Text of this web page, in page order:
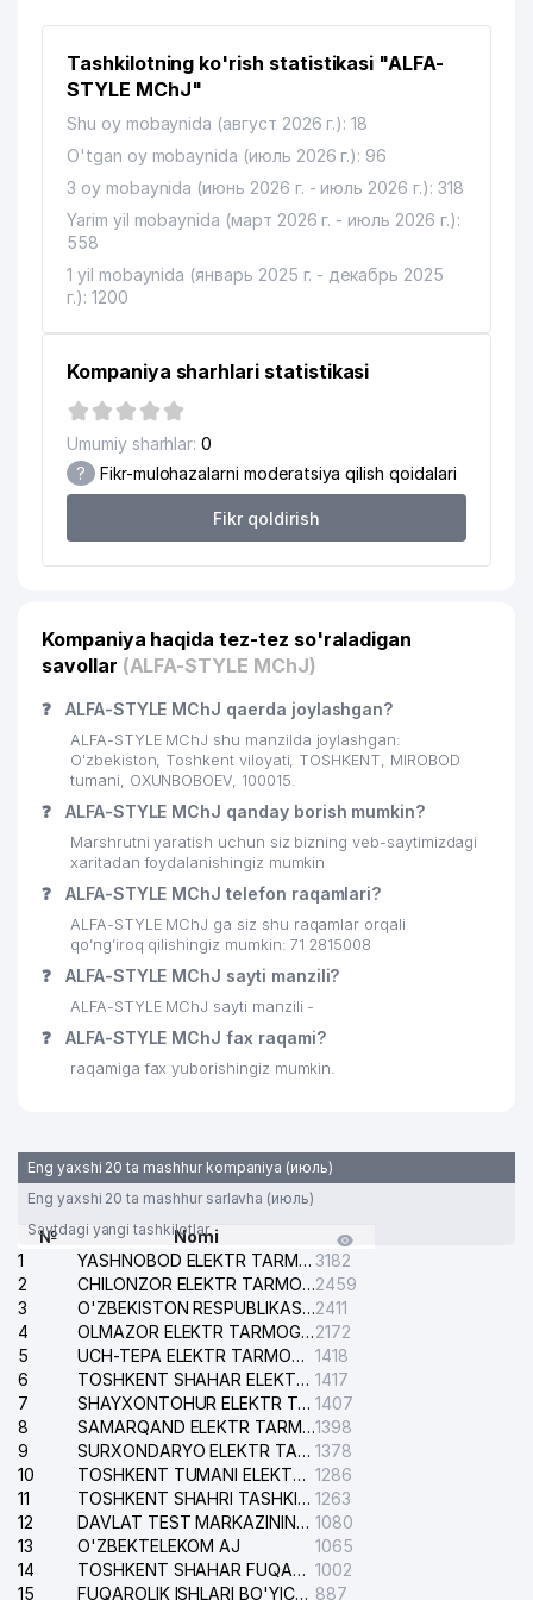
13
ASTAS ENDUSTRI TEKSTIL
MAKINALARI SANAYI VE TICARET
14
KARPOS GROUP XUSUSIY
KORXONASI
15 APPLE TOUR MChJ 316 м
16 ATLANTIDA TRAVEL MChJ 320 м
18
BGK INTERNATIONAL COMPANY
MChJ
20 BADR PLUS MChJ 387 м
21
ABBOTT LABORATORIES SA XK
VAKOLATXONA
23
MIROBOD TUMANI
PROKURATURASI
24 DST SERVICE MChJ
25 IGEX ASIA MChJ 427 м
26
EAST STARK-TV XUSUSIY
447 м
27 FUSION FOOD MChJ
BABY PRO INTERNATIONAL MChJ
KVINTA PRINT MChJ
30 ISMOIL-A MChJ
33 FINCE AND TAX SOLUTIONS MChJ 477 м
34 NUMERO XUSUSIY KORXONASI
HUAWEI TECH INVESTMENT
TASHKENT XK MChJ
ELITE FARM ORGANIC MChJ
CONTINENTAL FOOD BUSINES
XUSUSIY KORXONASI
ESPRIT DU TRAITE MChJ
O'ZBEKISTON RESPUBLIKASI
VAZIRLAR MAHKAMASI HUZURIDAGI
RESPUBLIKA YO'L JAMGARMASI
AJANTA PHARMA LTD.
VAKOLATXONA
Tashkilotning ko'rish statistikasi "ALFA-
STYLE MChJ"
Shu oy mobaynida (август 2026 г.): 18
O'tgan oy mobaynida (июль 2026 г.): 96
3 oy mobaynida (июнь 2026 г. - июль 2026 г.): 318
Yarim yil mobaynida (март 2026 г. - июль 2026 г.):
558
1 yil mobaynida (январь 2025 г. - декабрь 2025
г.): 1200
Kompaniya sharhlari statistikasi
Umumiy sharhlar: 0
? Fikr-mulohazalarni moderatsiya qilish qoidalari
Fikr qoldirish
Kompaniya haqida tez-tez so'raladigan
savollar (ALFA-STYLE MChJ)
❓ ALFA-STYLE MChJ qaerda joylashgan?
ALFA-STYLE MChJ shu manzilda joylashgan:
O'zbekiston, Toshkent viloyati, TOSHKENT, MIROBOD
tumani, OXUNBOBOEV, 100015.
❓ ALFA-STYLE MChJ qanday borish mumkin?
Marshrutni yaratish uchun siz bizning veb-saytimizdagi
xaritadan foydalanishingiz mumkin
❓ ALFA-STYLE MChJ telefon raqamlari?
ALFA-STYLE MChJ ga siz shu raqamlar orqali
qo’ng’iroq qilishingiz mumkin: 71 2815008
❓ ALFA-STYLE MChJ sayti manzili?
ALFA-STYLE MChJ sayti manzili -
❓ ALFA-STYLE MChJ fax raqami?
raqamiga fax yuborishingiz mumkin.
Eng yaxshi 20 ta mashhur kompaniya (июль)
Eng yaxshi 20 ta mashhur sarlavha (июль)
Saytdagi yangi tashkilotlar
№
Nomi
1
YASHNOBOD ELEKTR TARMOG'I NOSOZLIKLARI XIZMATI 3182
2
CHILONZOR ELEKTR TARMOG'I NOSOZLIK XIZMATI2459
3
O'ZBEKISTON RESPUBLIKASI BOSH PROKURATURASI ISHONCH TELEFONI2411
4
OLMAZOR ELEKTR TARMOG'I NOSOZLIKLARI XIZMATI2172
5
UCH-TEPA ELEKTR TARMOG'I NOSOZLIKLARI XIZMATI 1418
6
TOSHKENT SHAHAR ELEKTR TARMOQLARI KORXONASI AJ 1417
7
SHAYXONTOHUR ELEKTR TARMOG'I NOSOZLIKLARINI TUZATISH XIZMATI 1407
8
SAMARQAND ELEKTR TARMOQLARI AJ1398
9
SURXONDARYO ELEKTR TARMOQLARI AJ 1378
10
TOSHKENT TUMANI ELEKTR TARMOG'I AVARIYA XIZMATI 1286
11
TOSHKENT SHAHRI TASHKILOT TELEFONLARI HAQIDA MA'LUMOT BYUROSI 1263
12
DAVLAT TEST MARKAZINING ISHONCH TELEFONLARI 1080
13
O'ZBEKTELEKOM AJ
1065
14
TOSHKENT SHAHAR FUQAROLIK ISHLARI BO'YICHA SUDI 1002
15
FUQAROLIK ISHLARI BO'YICHA YAKKASAROY TUMANLARARO SUDI 887